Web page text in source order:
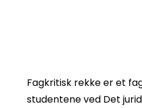
Fagkritisk rekke er et
studentene ved Det